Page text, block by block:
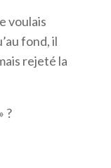
voulais
fond, il
rejeté la
?